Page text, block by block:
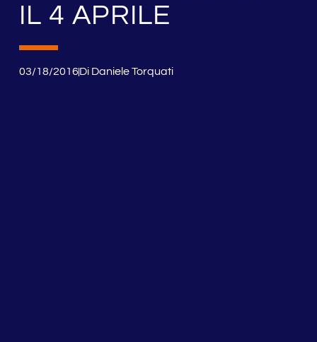
IL 4 APRILE
03/18/2016DiDaniele Torquati